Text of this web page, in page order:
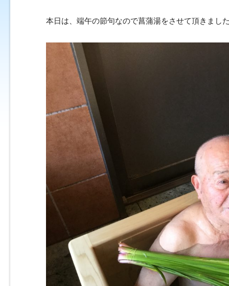
本日は、端午の節句なので菖蒲湯をさせて頂きまし